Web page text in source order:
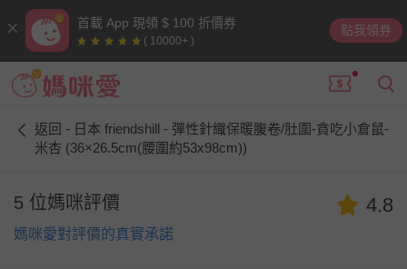
首載 App 現領 $ 100 折價券
( 10000+ )
點我領券
返回 - 日本 friendshill - 彈性針織保暖腹卷/肚圍-貪吃小倉鼠-
米杏 (36×26.5cm(腰圍約53x98cm))
5 位媽咪評價
媽咪愛對評價的真實承諾
4.8